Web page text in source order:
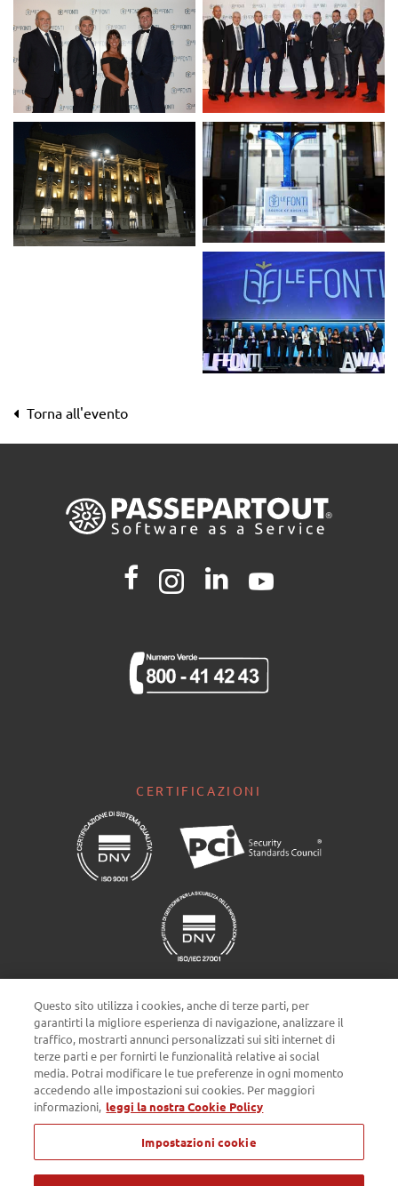
Premio Le fonti Awards
2018
Premio Le fonti Awards
2018
Premio Le fonti Awards
2018
Premio Le fonti Awards
2018
Premio Le fonti Awards
2018
2018
Torna all'evento
CERTIFICAZIONI
Impostazioni cookie
Privacy policy Cookie Policy
Passepartout s.p.a. - Società a socio unico - c/o SM HUB - Via
Consiglio dei Sessanta 99, 47891 Dogana Repubblica di San Marino
- Tel. 0549 978011 - Numero Verde 800 414243 - Codice Operatore
Questo sito utilizza i cookies, anche di terze parti, per
garantirti la migliore esperienza di navigazione, analizzare il
traffico, mostrarti annunci personalizzati sui siti internet di
terze parti e per fornirti le funzionalità relative ai social
media. Potrai modificare le tue preferenze in ogni momento
accedendo alle impostazioni sui cookies. Per maggiori
informazioni, leggi la nostra Cookie Policy
Impostazioni cookie